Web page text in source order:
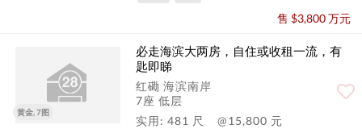
售 $3,800 万元
黄金, 7图
必走海滨大两房，自住或收租一流，有
匙即睇
红磡 海滨南岸
7座 低层
实用: 481 尺
@15,800 元